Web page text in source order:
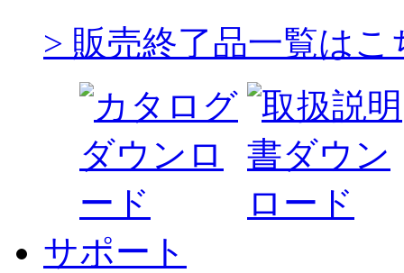
> 販売終了品一覧はこ
サポート